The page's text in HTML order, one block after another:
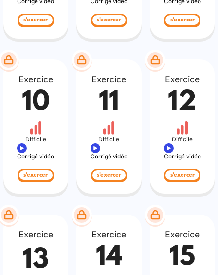
s'exercer s'exercer s'exercer
Exercice
10
Difficile
Corrigé vidéo
s'exercer
Exercice
11
Difficile
Corrigé vidéo
s'exercer
Exercice
12
Difficile
Corrigé vidéo
s'exercer
Exercice
13
Exercice
14
Exercice
15